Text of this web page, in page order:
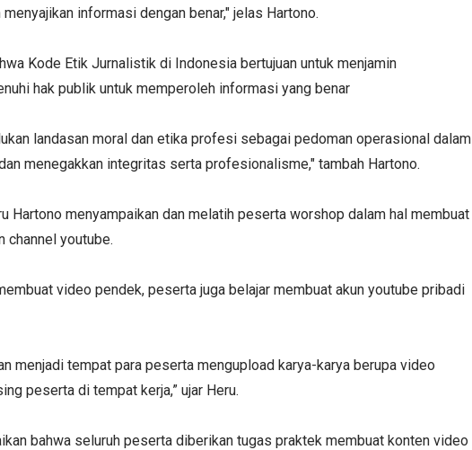
informasi dengan benar," jelas Hartono.
Kode Etik Jurnalistik di Indonesia bertujuan untuk menjamin
hak publik untuk memperoleh informasi yang benar
landasan moral dan etika profesi sebagai pedoman operasional dalam
menegakkan integritas serta profesionalisme," tambah Hartono.
Hartono menyampaikan dan melatih peserta worshop dalam hal membuat
channel youtube.
video pendek, peserta juga belajar membuat akun youtube pribadi
menjadi tempat para peserta mengupload karya-karya berupa video
peserta di tempat kerja,” ujar Heru.
bahwa seluruh peserta diberikan tugas praktek membuat konten video